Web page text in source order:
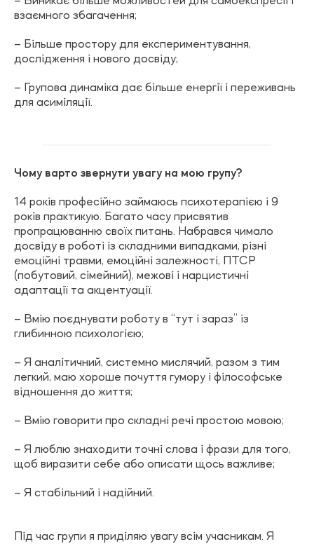
взаємного збагачення;
– Більше простору для експериментування,
дослідження і нового досвіду;
– Групова динаміка дає більше енергії і переживань
для асиміляції.
Чому варто звернути увагу на мою групу?⠀
14 років професійно займаюсь психотерапією і 9
років практикую. Багато часу присвятив
пропрацюванню своїх питань. Набрався чимало
досвіду в роботі із складними випадками, різні
емоційні травми, емоційні залежності, ПТСР
(побутовий, сімейний), межові і нарцистичні
адаптації та акцентуації.⠀
– Вмію поєднувати роботу в “тут і зараз” із
глибинною психологією;
– Я аналітичний, системно мислячий, разом з тим
легкий, маю хороше почуття гумору і філософське
відношення до життя;
– Вмію говорити про складні речі простою мовою;
– Я люблю знаходити точні слова і фрази для того,
щоб виразити себе або описати щось важливе;
– Я стабільний і надійний.
Під час групи я приділяю увагу всім учасникам. Я